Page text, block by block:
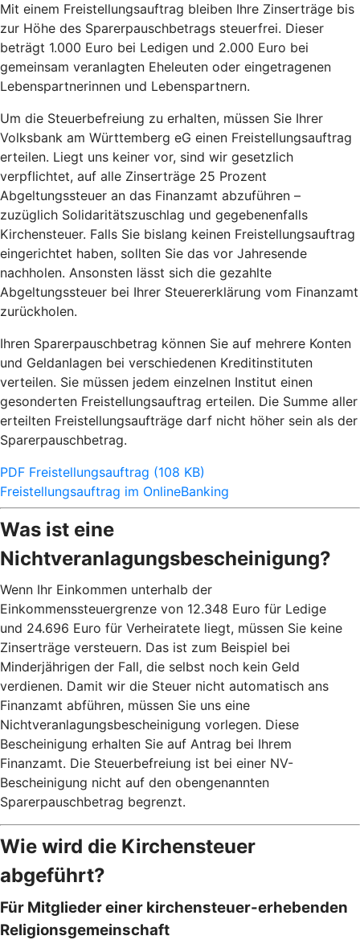
Mit einem Freistellungsauftrag bleiben Ihre Zinserträge bis
zur Höhe des Sparerpauschbetrags steuerfrei. Dieser
beträgt 1.000 Euro bei Ledigen und 2.000 Euro bei
gemeinsam veranlagten Eheleuten oder eingetragenen
Lebenspartnerinnen und Lebenspartnern.
Um die Steuerbefreiung zu erhalten, müssen Sie Ihrer
Volksbank am Württemberg eG einen Freistellungsauftrag
erteilen. Liegt uns keiner vor, sind wir gesetzlich
verpflichtet, auf alle Zinserträge 25 Prozent
Abgeltungssteuer an das Finanzamt abzuführen –
zuzüglich Solidaritätszuschlag und gegebenenfalls
Kirchensteuer. Falls Sie bislang keinen Freistellungsauftrag
eingerichtet haben, sollten Sie das vor Jahresende
nachholen. Ansonsten lässt sich die gezahlte
Abgeltungssteuer bei Ihrer Steuererklärung vom Finanzamt
zurückholen.
Ihren Sparerpauschbetrag können Sie auf mehrere Konten
und Geldanlagen bei verschiedenen Kreditinstituten
verteilen. Sie müssen jedem einzelnen Institut einen
gesonderten Freistellungsauftrag erteilen. Die Summe aller
erteilten Freistellungsaufträge darf nicht höher sein als der
Sparerpauschbetrag.
PDF Freistellungsauftrag (108 KB)
Freistellungsauftrag im OnlineBanking
Was ist eine
Nichtveranlagungsbescheinigung?
Wenn Ihr Einkommen unterhalb der
Einkommenssteuergrenze von 12.348 Euro für Ledige
und 24.696 Euro für Verheiratete liegt, müssen Sie keine
Zinserträge versteuern. Das ist zum Beispiel bei
Minderjährigen der Fall, die selbst noch kein Geld
verdienen. Damit wir die Steuer nicht automatisch ans
Finanzamt abführen, müssen Sie uns eine
Nichtveranlagungsbescheinigung vorlegen. Diese
Bescheinigung erhalten Sie auf Antrag bei Ihrem
Finanzamt. Die Steuerbefreiung ist bei einer NV-
Bescheinigung nicht auf den obengenannten
Sparerpauschbetrag begrenzt.
Wie wird die Kirchensteuer
abgeführt?
Für Mitglieder einer kirchensteuer-erhebenden
Religionsgemeinschaft